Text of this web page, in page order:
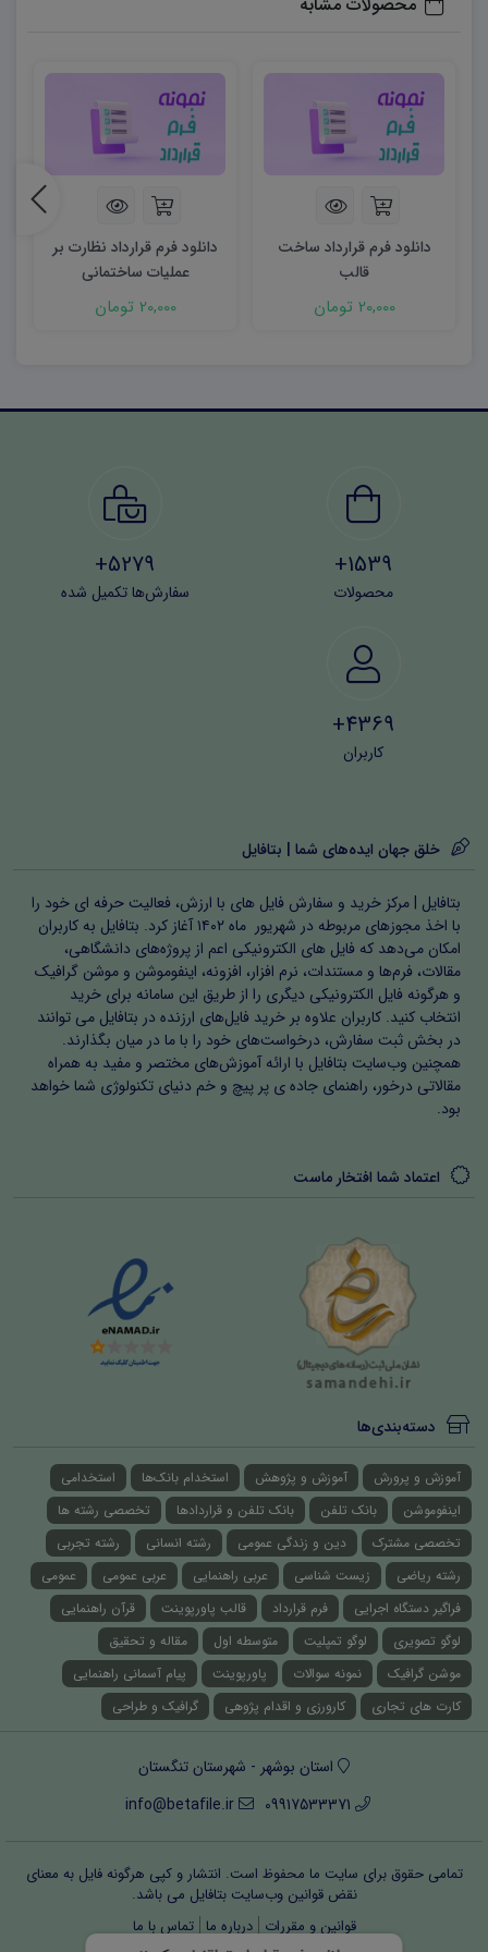
دانلود فرم قرارداد ساخت
قالب
20,000 تومان
دانلود فرم قرارداد نظارت بر
عملیات ساختمانی
20,000 تومان
1539+
محصولات
5279+
سفارش‌ها تکمیل شده
4369+
کاربران
خلق جهان ایده‌های شما | بتافایل
بتافایل | مرکز خرید و سفارش فایل های با ارزش، فعالیت حرفه ای خود را
با اخذ مجوزهای مربوطه در شهریور ماه ۱۴۰۲ آغاز کرد. بتافایل به کاربران
امکان می‌دهد که فایل های الکترونیکی اعم از پروژه‌های دانشگاهی،
مقالات، فرم‌ها و مستندات، نرم افزار، افزونه، اینفوموشن و موشن گرافیک
و هرگونه فایل الکترونیکی دیگری را از طریق این سامانه برای خرید
انتخاب کنید. کاربران علاوه بر خرید فایل‌های ارزنده در بتافایل می توانند
در بخش ثبت سفارش، درخواست‌های خود را با ما در میان بگذارند.
همچنین وب‌سایت بتافایل با ارائه آموزش‌های مختصر و مفید به همراه
مقالاتی درخور، راهنمای جاده ی پر پیچ و خم دنیای تکنولوژی شما خواهد
بود.
اعتماد شما افتخار ماست
دسته‌بندی‌ها
آموزش و پرورش آموزش و پژوهش استخدام بانک‌ها
استخدامی
اینفوموشن
بانک تلفن بانک تلفن و قراردادها
تخصصی رشته ها
تخصصی مشترک
دین و زندگی عمومی رشته انسانی
رشته تجربی
رشته ریاضی
زیست شناسی عربی راهنمایی عربی عمومی
عمومی
فراگیر دستگاه اجرایی
فرم قرارداد قالب پاورپوینت
قرآن راهنمایی
لوگو تصویری
لوگو تمپلیت متوسطه اول
مقاله و تحقیق
موشن گرافیک
نمونه سوالات پاورپوینت
پیام آسمانی راهنمایی
کارت های تجاری
کارورزی و اقدام پژوهی گرافیک و طراحی
استان بوشهر - شهرستان تنگستان
09917533371
info@betafile.ir
تمامی حقوق برای سایت ما محفوظ است. انتشار و کپی هرگونه فایل‌ به معنای
نقض قوانین وب‌سایت بتافایل می باشد.
قوانین و مقررات درباره ما تماس با ما